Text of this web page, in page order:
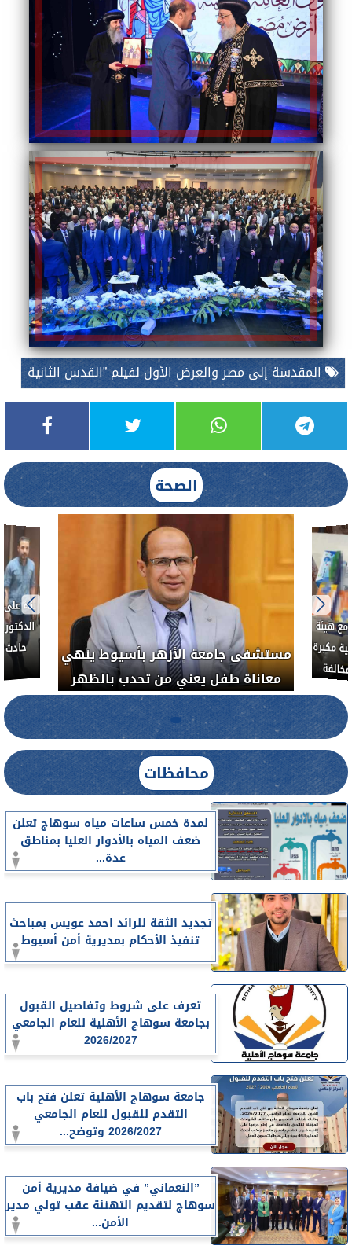
المقدسة إلى مصر والعرض الأول لفيلم ”القدس الثانية
الصحة
العلاج الحر بمنفلوط بالتعاون مع هيئة
الدواء المصرية يشن حملة رقابية مكبرة
لضبط المنشآت الطبية المخالفة.....
خبيث
محافظات
لمدة خمس ساعات مياه سوهاج تعلن
ضعف المياه بالأدوار العليا بمناطق
عدة...
تجديد الثقة للرائد احمد عويس بمباحث
تنفيذ الأحكام بمديرية أمن أسيوط
تعرف على شروط وتفاصيل القبول
بجامعة سوهاج الأهلية للعام الجامعي
2026/2027
جامعة سوهاج الأهلية تعلن فتح باب
التقدم للقبول للعام الجامعي
2026/2027 وتوضح...
”النعماني” في ضيافة مديرية أمن
سوهاج لتقديم التهنئة عقب تولي مدير
الأمن...